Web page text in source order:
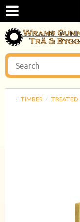
TIMBER TREATED